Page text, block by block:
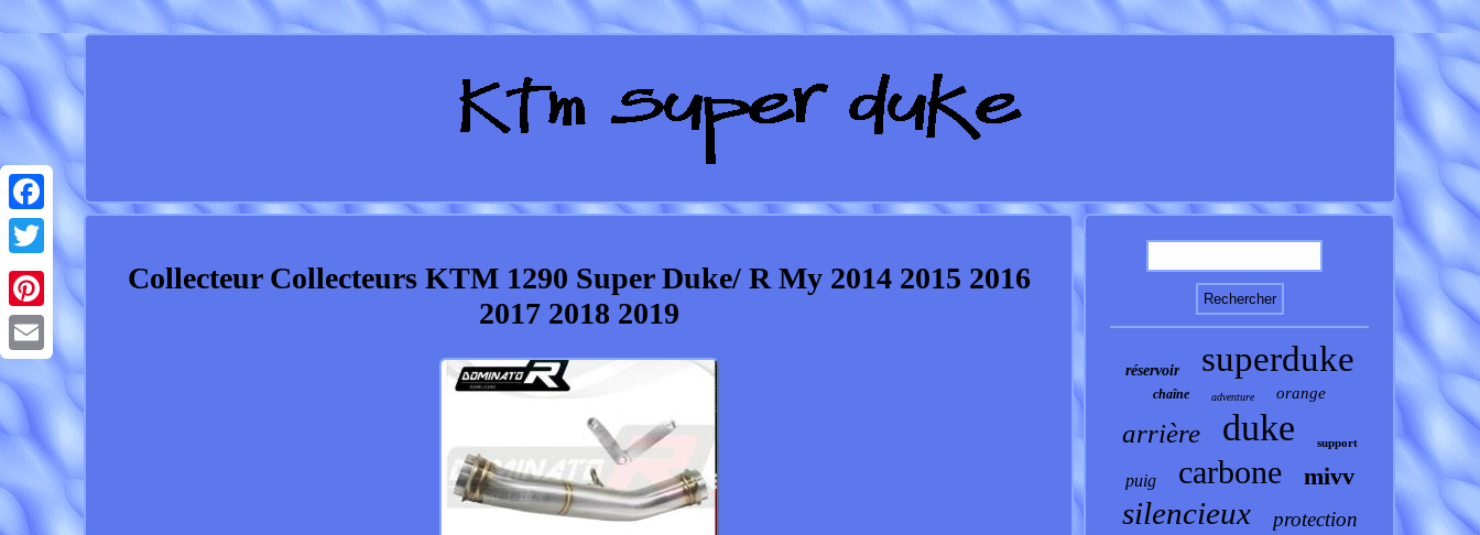
Facebook
Twitter
Pinterest
Email
Collecteur Collecteurs KTM 1290 Super Duke/ R My 2014 2015 2016
2017 2018 2019
réservoir superduke
chaîne adventure orange
arrière duke support
puig carbone mivv
silencieux protection